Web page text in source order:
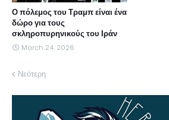
Ο πόλεμος του Τραμπ είναι ένα
δώρο για τους
σκληροπυρηνικούς του Ιράν
March 24, 2026
Νεότερη